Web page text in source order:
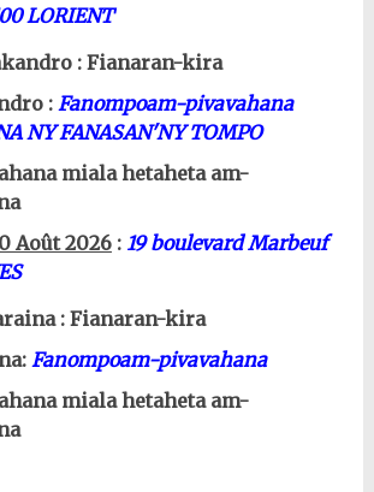
LORIENT
: Fianaran-kira
: Fanompoam-pivavahana
NY FANASAN'NY TOMPO
miala hetaheta am-
Août 2026: 19 boulevard Marbeuf
: Fianaran-kira
Fanompoam-pivavahana
miala hetaheta am-